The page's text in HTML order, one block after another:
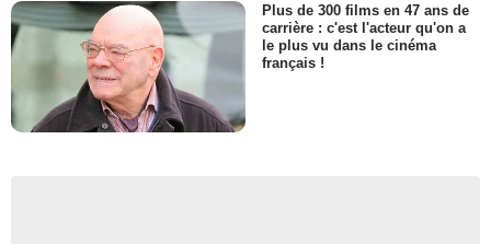
Plus de 300 films en 47 ans de
carrière : c'est l'acteur qu'on a
le plus vu dans le cinéma
français !